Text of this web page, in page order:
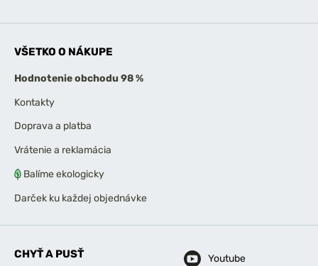
VŠETKO O NÁKUPE
Hodnotenie obchodu 98 %
Kontakty
Doprava a platba
Vrátenie a reklamácia
Balíme ekologicky
Darček ku každej objednávke
CHYŤ A PUSŤ
Youtube